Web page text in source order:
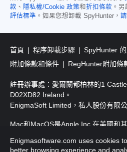
款 、 隱私權/Cookie 政策和折扣條款 。
評估標準 。如果您想卸載 SpyHunter，
首頁 程序卸載步驟 SpyHunter
附加條款和條件
RegHunter附加條
註冊辦事處：愛爾蘭都柏林的1
D02XD82 Ireland。
EnigmaSoft Limited，私人股份有限
Mac和MacOS是Apple Inc.在美國和
版權所有2016-2026. EnigmaSoft
Enigmasoftware.com uses cookies
better browsing experience and